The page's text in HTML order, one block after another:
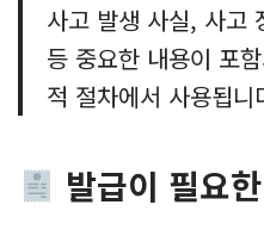
사고 발생 사실, 사고
등 중요한 내용이 포
적 절차에서 사용됩니
발급이 필요